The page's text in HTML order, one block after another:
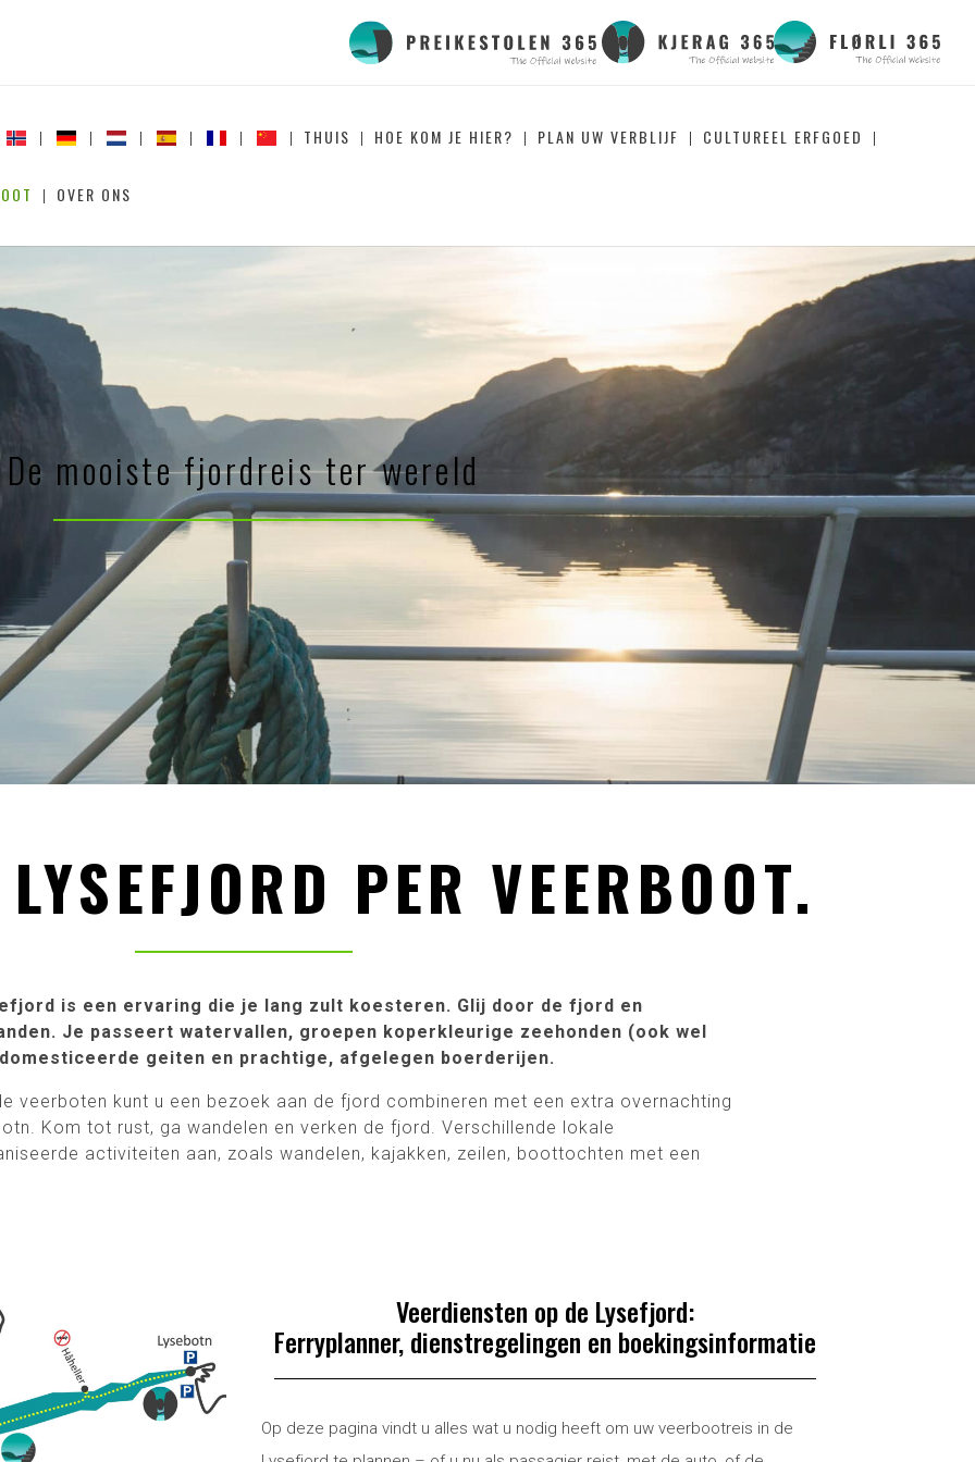
THUIS HOE KOM JE HIER? PLAN UW VERBLIJF CULTUREEL ERFGOED
OVER ONS
De mooiste fjordreis ter wereld
PER VEERBOOT.
is een ervaring die je lang zult koesteren. Glij door de fjord en
Je passeert watervallen, groepen koperkleurige zeehonden (ook wel
geiten en prachtige, afgelegen boerderijen.
veerboten kunt u een bezoek aan de fjord combineren met een extra overnachting
Kom tot rust, ga wandelen en verken de fjord. Verschillende lokale
activiteiten aan, zoals wandelen, kajakken, zeilen, boottochten met een
Veerdiensten op de Lysefjord:
Ferryplanner, dienstregelingen en boekingsinformatie
Op deze pagina vindt u alles wat u nodig heeft om uw veerbootreis in de